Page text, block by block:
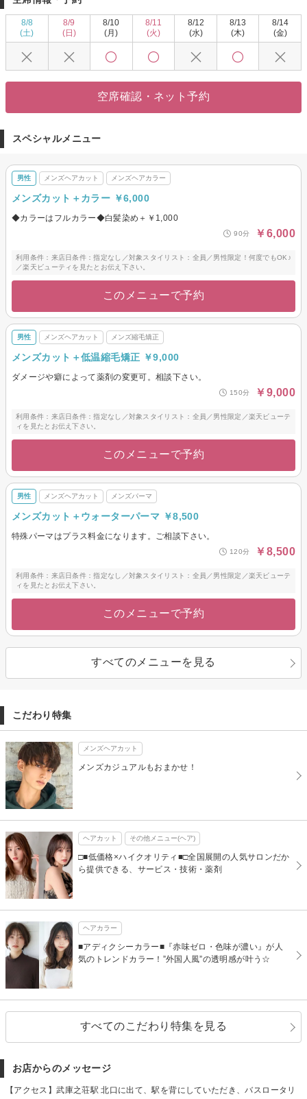
きっと満足していただけますので、一度ぜひお立ち寄りください！！
求人募集中。
こちらに直接メールを頂ければ
条件面も柔軟に対応させていただきますので、お気軽にご連絡ください。
8/8
(土)
8/9
(日)
8/10
(月)
8/11
(火)
8/12
(水)
8/13
(木)
8/14
(金)
空席確認・ネット予約
スペシャルメニュー
男性 メンズヘアカット メンズヘアカラー
メンズカット＋カラー ￥6,000
◆カラーはフルカラー◆白髪染め＋￥1,000
90分 ￥6,000
利用条件：来店日条件：指定なし／対象スタイリスト：全員／男性限定！何度でもOK♪
／楽天ビューティを見たとお伝え下さい。
このメニューで予約
男性 メンズヘアカット メンズ縮毛矯正
メンズカット＋低温縮毛矯正 ￥9,000
ダメージや癖によって薬剤の変更可。相談下さい。
150分 ￥9,000
利用条件：来店日条件：指定なし／対象スタイリスト：全員／男性限定／楽天ビューテ
ィを見たとお伝え下さい。
このメニューで予約
男性 メンズヘアカット メンズパーマ
メンズカット＋ウォーターパーマ ￥8,500
特殊パーマはプラス料金になります。ご相談下さい。
120分 ￥8,500
利用条件：来店日条件：指定なし／対象スタイリスト：全員／男性限定／楽天ビューテ
ィを見たとお伝え下さい。
このメニューで予約
すべてのメニューを見る
こだわり特集
メンズヘアカット
メンズカジュアルもおまかせ！
ヘアカット その他メニュー(ヘア)
□■低価格×ハイクオリティ■□全国展開の人気サロンだか
ら提供できる、サービス・技術・薬剤
ヘアカラー
■アディクシーカラー■『赤味ゼロ・色味が濃い』が人
気のトレンドカラー！”外国人風”の透明感が叶う☆
すべてのこだわり特集を見る
お店からのメッセージ
【アクセス】武庫之荘駅 北口に出て、駅を背にしていただき、バスロータリ